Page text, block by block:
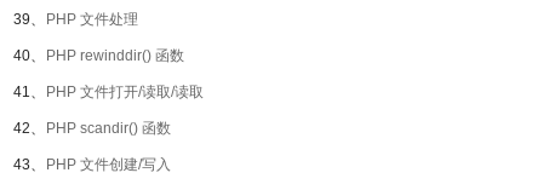
39、 PHP 文件处理
40、 PHP rewinddir() 函数
41、 PHP 文件打开/读取/读取
42、 PHP scandir() 函数
43、 PHP 文件创建/写入